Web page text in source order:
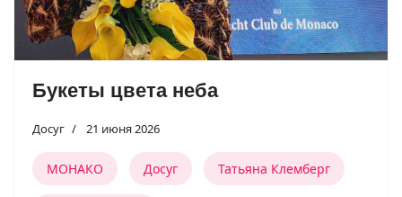
Букеты цвета неба
Досуг 21 июня 2026
МОНАКО Досуг Татьяна Клемберг